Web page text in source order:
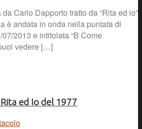
Carlo Dapporto tratto da “Rita ed io”
è andata in onda nella puntata di
07/2013 e intitolata “B Come
vedere […]
ed Io del 1977